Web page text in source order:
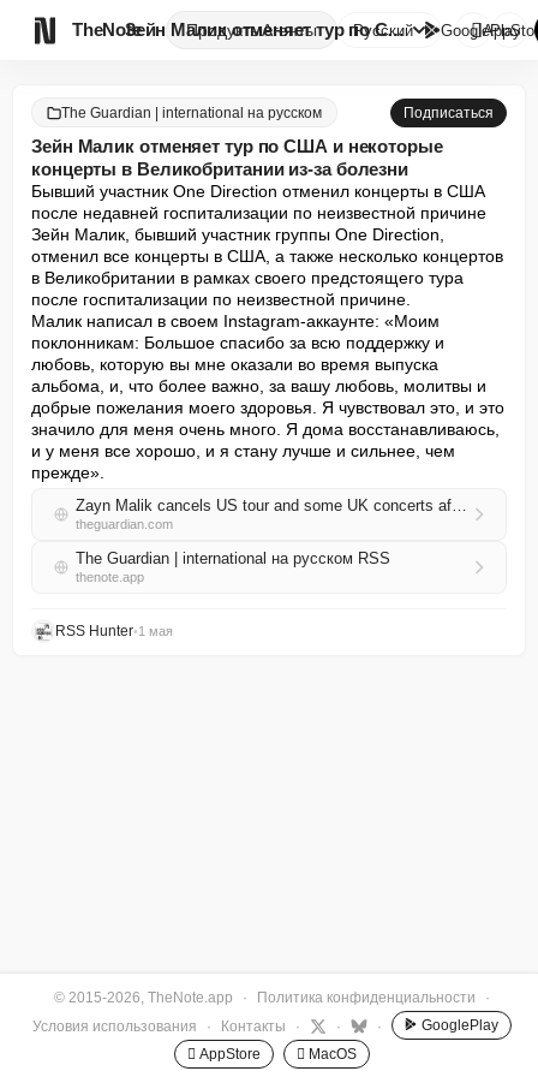
TheNote ПродуктыАгенты Зейн Малик отменяет тур по США...
Русский GooglePlay

The Guardian | international на русском Подписаться
Зейн Малик отменяет тур по США и некоторые
концерты в Великобритании из-за болезни
Бывший участник One Direction отменил концерты в США
после недавней госпитализации по неизвестной причине
Зейн Малик, бывший участник группы One Direction,
отменил все концерты в США, а также несколько концертов
в Великобритании в рамках своего предстоящего тура
после госпитализации по неизвестной причине.
Малик написал в своем Instagram-аккаунте: «Моим
поклонникам: Большое спасибо за всю поддержку и
любовь, которую вы мне оказали во время выпуска
альбома, и, что более важно, за вашу любовь, молитвы и
добрые пожелания моего здоровья. Я чувствовал это, и это
значило для меня очень много. Я дома восстанавливаюсь,
и у меня все хорошо, и я стану лучше и сильнее, чем
прежде».
Zayn Malik cancels US tour and some UK concerts after illness
theguardian.com
The Guardian | international на русском RSS
thenote.app
RSS Hunter•1 мая
© 2015-2026, TheNote.app · Политика конфиденциальности
·
Условия использования
· Контакты · · ·
GooglePlay
 AppStore
 MacOS